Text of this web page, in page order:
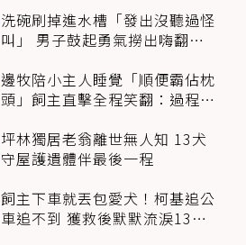
洗碗刷掉進水槽「發出沒聽過怪
叫」 男子鼓起勇氣撈出嗨翻：
邊牧陪小主人睡覺「順便霸佔枕
頭」飼主直擊全程笑翻：過程絲
坪林獨居老翁離世無人知 13犬
守屋護遺體伴最後一程
飼主下車就丟包愛犬！柯基追公
車追不到 獲救後默默流淚13萬